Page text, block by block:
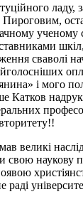
сваволі
і мого
великі
свою
раді